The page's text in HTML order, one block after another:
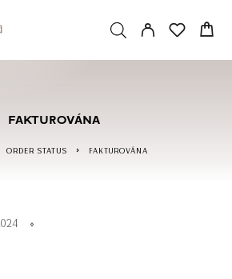
FAKTUROVÁNA
ORDER STATUS FAKTUROVÁNA